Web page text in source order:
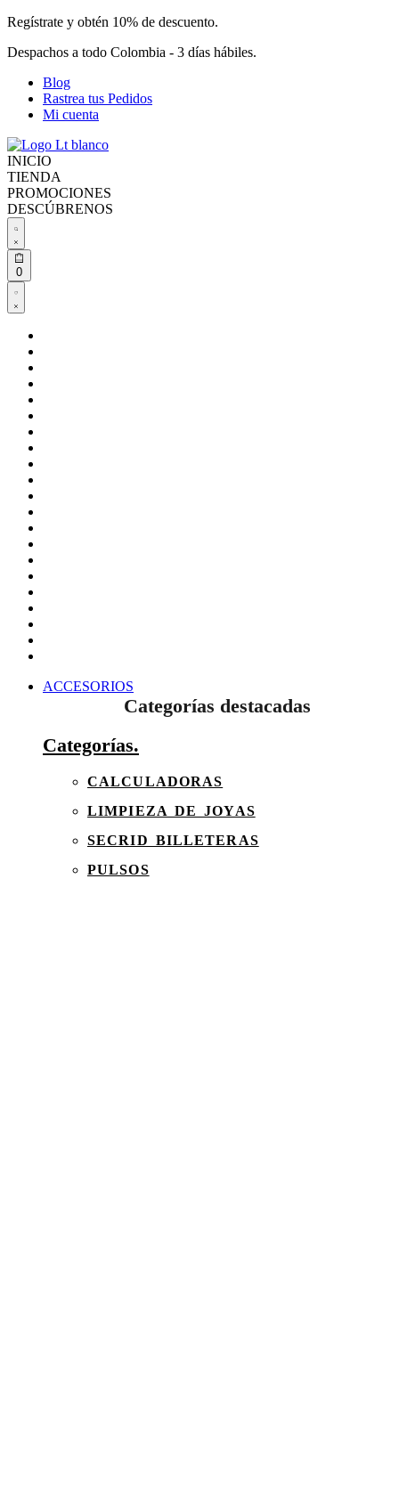
Skip
content
Regístrate y obtén 10% de descuento.
Despachos a todo Colombia - 3 días hábiles.
Blog
Rastrea tus Pedidos
Mi cuenta
INICIO
TIENDA
PROMOCIONES
DESCÚBRENOS
Buscar
abierto
0Open
cart
Open
Account
details
ACCESORIOS
Categorías destacadas
Categorías.
CALCULADORAS
LIMPIEZA DE JOYAS
SECRID BILLETERAS
PULSOS